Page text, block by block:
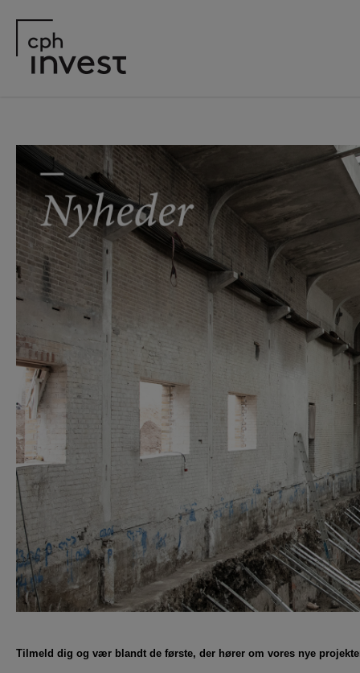
Tilmeld dig og vær blandt de første, der hører om vores nye